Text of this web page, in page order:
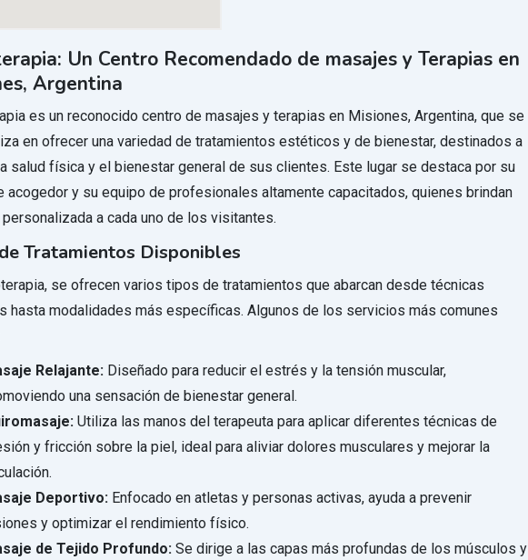
Un Centro Recomendado de masajes y Terapias en
Argentina
es un reconocido centro de masajes y terapias en Misiones, Argentina, que se
en ofrecer una variedad de tratamientos estéticos y de bienestar, destinados a
salud física y el bienestar general de sus clientes. Este lugar se destaca por su
acogedor y su equipo de profesionales altamente capacitados, quienes brindan
a cada uno de los visitantes.
Tratamientos Disponibles
se ofrecen varios tipos de tratamientos que abarcan desde técnicas
hasta modalidades más específicas. Algunos de los servicios más comunes
Relajante: Diseñado para reducir el estrés y la tensión muscular,
una sensación de bienestar general.
Utiliza las manos del terapeuta para aplicar diferentes técnicas de
y fricción sobre la piel, ideal para aliviar dolores musculares y mejorar la
Deportivo: Enfocado en atletas y personas activas, ayuda a prevenir
y optimizar el rendimiento físico.
de Tejido Profundo: Se dirige a las capas más profundas de los músculos y